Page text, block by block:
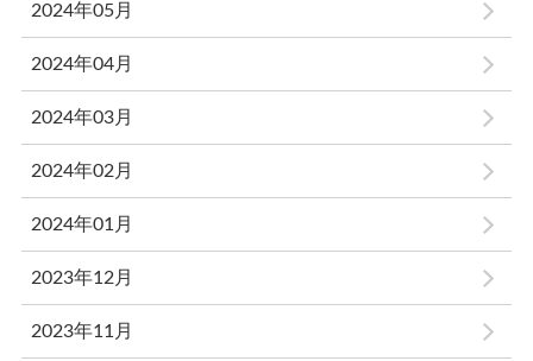
2024年05月
2024年04月
2024年03月
2024年02月
2024年01月
2023年12月
2023年11月